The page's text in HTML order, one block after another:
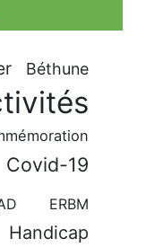
Béthune
Covid-19
ERBM
Handicap